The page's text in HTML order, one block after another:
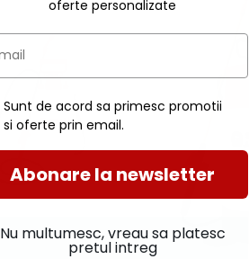
oferte personalizate
Sunt de acord sa primesc promotii
si oferte prin email.
Abonare la newsletter
Nu multumesc, vreau sa platesc
pretul intreg